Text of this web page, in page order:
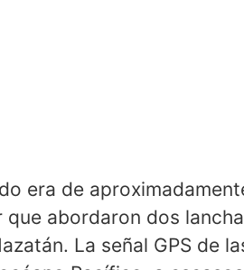
era de
abordaron dos
La señal GPS de